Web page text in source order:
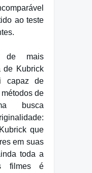
ao teste
mais
de Kubrick
capaz de
de
busca
que
em suas
toda a
filmes é